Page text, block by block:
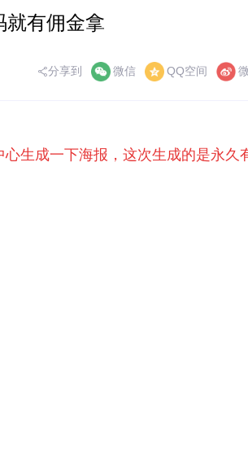
就有佣金拿
分享到 微信 QQ空间
生成一下海报，这次生成的是永久